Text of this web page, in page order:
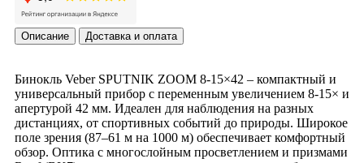
Описание Доставка и оплата
Бинокль Veber SPUTNIK ZOOM 8-15×42 – компактный и
универсальный прибор с переменным увеличением 8-15× и
апертурой 42 мм. Идеален для наблюдения на разных
дистанциях, от спортивных событий до природы. Широкое
поле зрения (87–61 м на 1000 м) обеспечивает комфортный
обзор. Оптика с многослойным просветлением и призмами